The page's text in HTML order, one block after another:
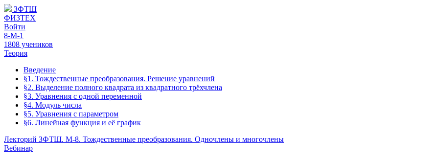
ЗФТШ
ФИЗТЕХ
Войти
8-М-1
1808 учеников
Теория
Введение
§1. Тождественные преобразования. Решение уравнений
§2. Выделение полного квадрата из квадратного трёхчлена
§3. Уравнения с одной переменной
§4. Модуль числа
§5. Уравнения с параметром
§6. Линейная функция и её график
Лекторий ЗФТШ. М-8. Тождественные преобразования. Одночлены и многочлены
Вебинар